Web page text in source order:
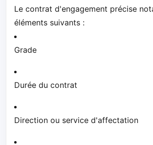
Le contrat d'engagement précise
éléments suivants :
Grade
Durée du contrat
Direction ou service d'affectation